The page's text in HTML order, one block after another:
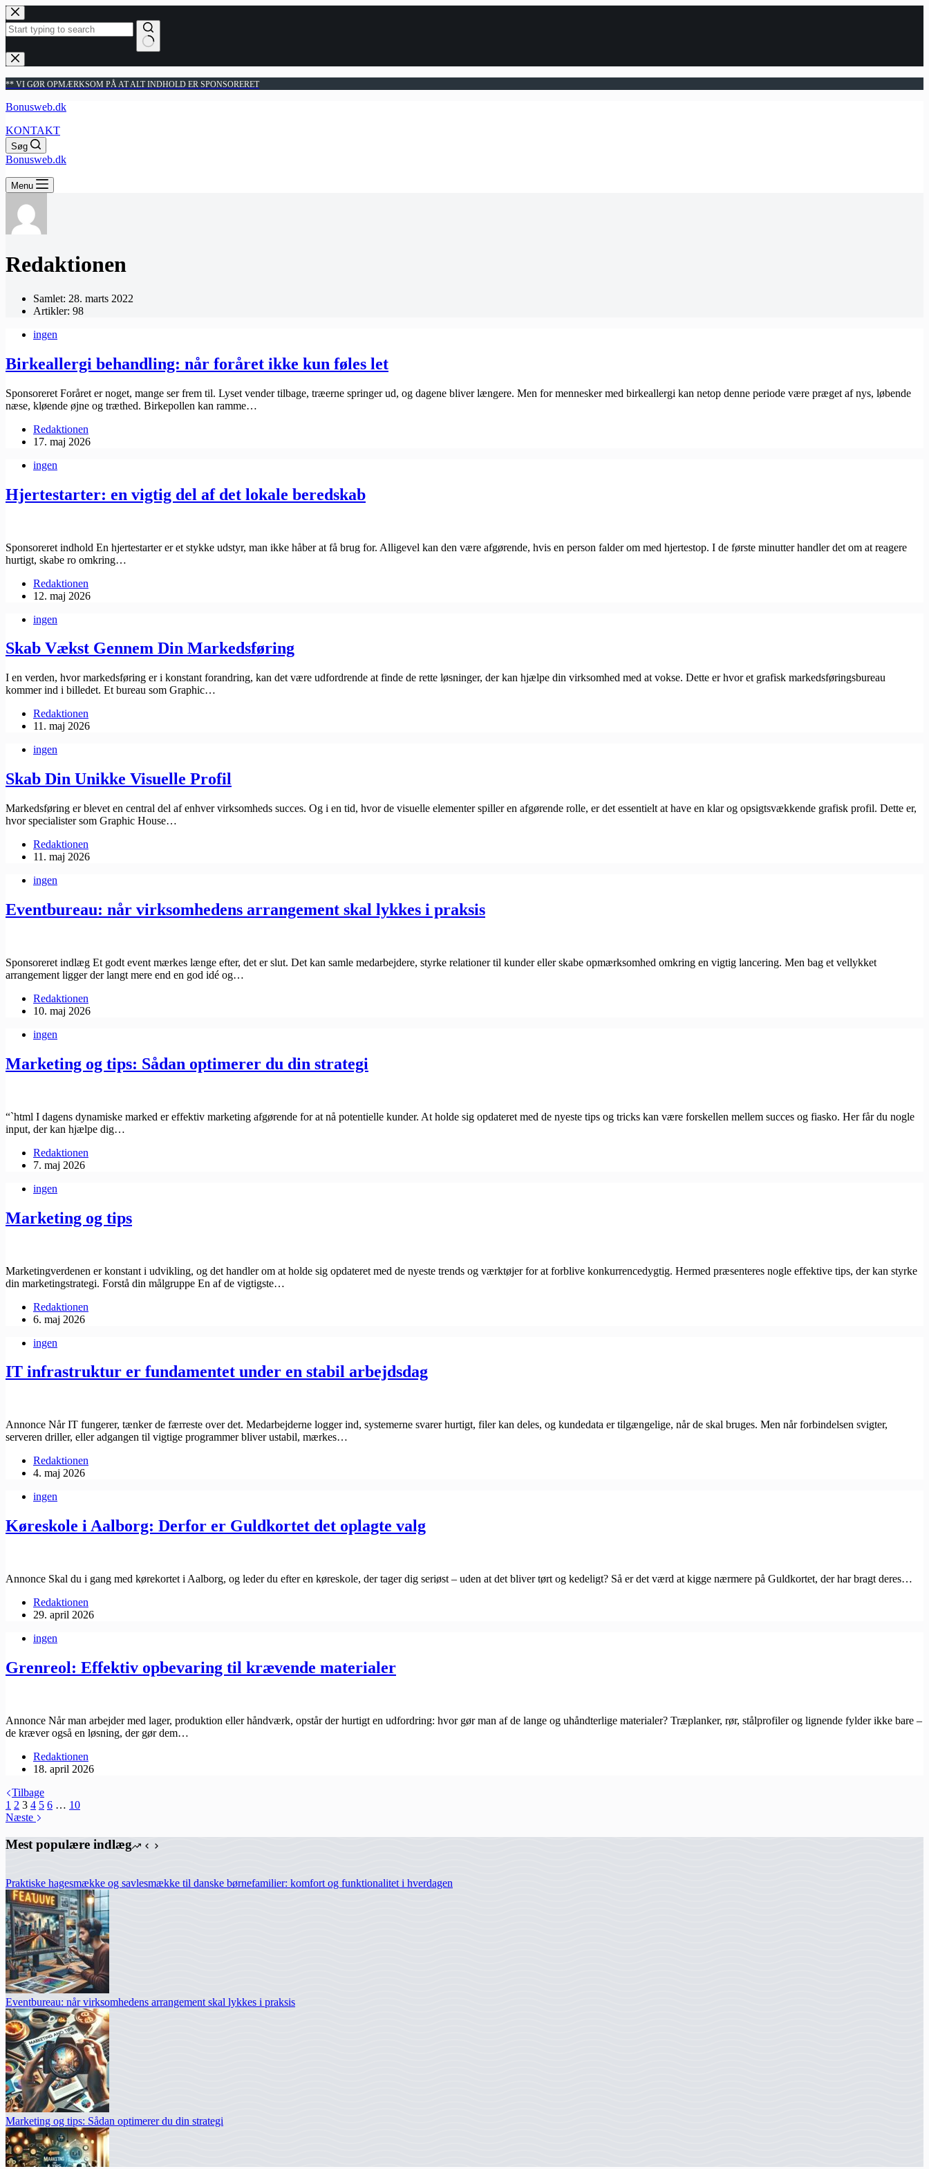
Fortsæt
til
indhold
Ingen
resultater
** VI GØR OPMÆRKSOM PÅ AT ALT INDHOLD ER SPONSORERET
Bonusweb.dk
KONTAKT
Søg
Bonusweb.dk
Menu
Redaktionen
Samlet: 28. marts 2022
Artikler: 98
ingen
Birkeallergi behandling: når foråret ikke kun føles let
Sponsoreret Foråret er noget, mange ser frem til. Lyset vender tilbage, træerne springer ud, og dagene bliver længere. Men for mennesker med birkeallergi kan netop denne periode være præget af nys, løbende
næse, kløende øjne og træthed. Birkepollen kan ramme…
Redaktionen
17. maj 2026
ingen
Hjertestarter: en vigtig del af det lokale beredskab
Sponsoreret indhold En hjertestarter er et stykke udstyr, man ikke håber at få brug for. Alligevel kan den være afgørende, hvis en person falder om med hjertestop. I de første minutter handler det om at reagere
hurtigt, skabe ro omkring…
Redaktionen
12. maj 2026
ingen
Skab Vækst Gennem Din Markedsføring
I en verden, hvor markedsføring er i konstant forandring, kan det være udfordrende at finde de rette løsninger, der kan hjælpe din virksomhed med at vokse. Dette er hvor et grafisk markedsføringsbureau
kommer ind i billedet. Et bureau som Graphic…
Redaktionen
11. maj 2026
ingen
Skab Din Unikke Visuelle Profil
Markedsføring er blevet en central del af enhver virksomheds succes. Og i en tid, hvor de visuelle elementer spiller en afgørende rolle, er det essentielt at have en klar og opsigtsvækkende grafisk profil. Dette er,
hvor specialister som Graphic House…
Redaktionen
11. maj 2026
ingen
Eventbureau: når virksomhedens arrangement skal lykkes i praksis
Sponsoreret indlæg Et godt event mærkes længe efter, det er slut. Det kan samle medarbejdere, styrke relationer til kunder eller skabe opmærksomhed omkring en vigtig lancering. Men bag et vellykket
arrangement ligger der langt mere end en god idé og…
Redaktionen
10. maj 2026
ingen
Marketing og tips: Sådan optimerer du din strategi
“`html I dagens dynamiske marked er effektiv marketing afgørende for at nå potentielle kunder. At holde sig opdateret med de nyeste tips og tricks kan være forskellen mellem succes og fiasko. Her får du nogle
input, der kan hjælpe dig…
Redaktionen
7. maj 2026
ingen
Marketing og tips
Marketingverdenen er konstant i udvikling, og det handler om at holde sig opdateret med de nyeste trends og værktøjer for at forblive konkurrencedygtig. Hermed præsenteres nogle effektive tips, der kan styrke
din marketingstrategi. Forstå din målgruppe En af de vigtigste…
Redaktionen
6. maj 2026
ingen
IT infrastruktur er fundamentet under en stabil arbejdsdag
Annonce Når IT fungerer, tænker de færreste over det. Medarbejderne logger ind, systemerne svarer hurtigt, filer kan deles, og kundedata er tilgængelige, når de skal bruges. Men når forbindelsen svigter,
serveren driller, eller adgangen til vigtige programmer bliver ustabil, mærkes…
Redaktionen
4. maj 2026
ingen
Køreskole i Aalborg: Derfor er Guldkortet det oplagte valg
Annonce Skal du i gang med kørekortet i Aalborg, og leder du efter en køreskole, der tager dig seriøst – uden at det bliver tørt og kedeligt? Så er det værd at kigge nærmere på Guldkortet, der har bragt deres…
Redaktionen
29. april 2026
ingen
Grenreol: Effektiv opbevaring til krævende materialer
Annonce Når man arbejder med lager, produktion eller håndværk, opstår der hurtigt en udfordring: hvor gør man af de lange og uhåndterlige materialer? Træplanker, rør, stålprofiler og lignende fylder ikke bare –
de kræver også en løsning, der gør dem…
Redaktionen
18. april 2026
Tilbage
1 2 3 4 5 6 … 10
Næste
Mest populære indlæg
Praktiske hagesmække og savlesmække til danske børnefamilier: komfort og funktionalitet i hverdagen
Eventbureau: når virksomhedens arrangement skal lykkes i praksis
Marketing og tips: Sådan optimerer du din strategi